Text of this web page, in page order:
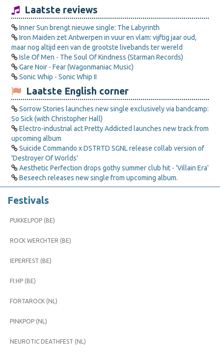
Laatste reviews
Inner Sun brengt nieuwe single: The Labyrinth
Iron Maiden zet Antwerpen in vuur en vlam: vijftig jaar oud,
maar nog altijd een van de grootste livebands ter wereld
Isle Of Men - The Soul Of Kindness (Starman Records)
Gare Noir - Fear (Wagonmaniac Music)
Sonic Whip - Sonic Whip II
Laatste English corner
Sorrow Stories launches new single exclusively via bandcamp:
So Sick (with Christopher Hall)
Electro-industrial act Pretty Addicted launches new track from
upcoming album
Suicide Commando x DSTRTD SGNL release collab version of
'Destroyer Of Worlds'
Aesthetic Perfection drops gothy summer club hit - 'Villain Era'
Beseech releases new single from upcoming album.
Festivals
PUKKELPOP (BE)
ROCK WERCHTER (BE)
IEPERFEST (BE)
FI:HP (BE)
FORTAROCK (NL)
PINKPOP (NL)
NEUROTIC DEATHFEST (NL)